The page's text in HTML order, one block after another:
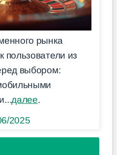
рынка
пользователи из
выбором:
далее.
2025